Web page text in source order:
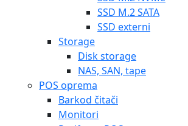
SSD M.2 SATA
SSD externi
Storage
Disk storage
NAS, SAN, tape
POS oprema
Barkod čitači
Monitori